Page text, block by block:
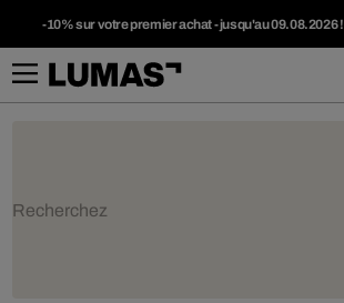
-10% sur votre premier achat - jusqu'au 09.08.2026 !